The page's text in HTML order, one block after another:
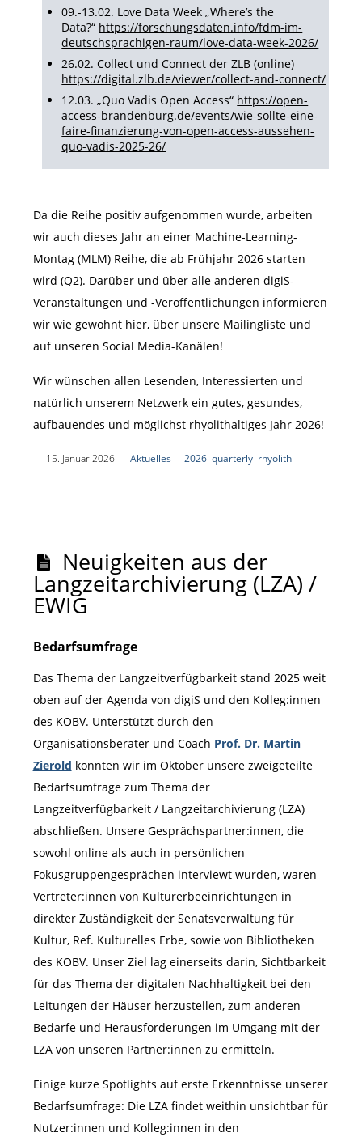
09.-13.02. Love Data Week „Where’s the
Data?“ https://forschungsdaten.info/fdm-im-
deutschsprachigen-raum/love-data-week-2026/
26.02. Collect und Connect der ZLB (online)
https://digital.zlb.de/viewer/collect-and-connect/
12.03. „Quo Vadis Open Access“ https://open-
access-brandenburg.de/events/wie-sollte-eine-
faire-finanzierung-von-open-access-aussehen-
quo-vadis-2025-26/
Da die Reihe positiv aufgenommen wurde, arbeiten
wir auch dieses Jahr an einer Machine-Learning-
Montag (MLM) Reihe, die ab Frühjahr 2026 starten
wird (Q2). Darüber und über alle anderen digiS-
Veranstaltungen und -Veröffentlichungen informieren
wir wie gewohnt hier, über unsere Mailingliste und
auf unseren Social Media-Kanälen!
Wir wünschen allen Lesenden, Interessierten und
natürlich unserem Netzwerk ein gutes, gesundes,
aufbauendes und möglichst rhyolithaltiges Jahr 2026!
15. Januar 2026 Aktuelles 2026, quarterly, rhyolith
Neuigkeiten aus der
Langzeitarchivierung (LZA) /
EWIG
Bedarfsumfrage
Das Thema der Langzeitverfügbarkeit stand 2025 weit
oben auf der Agenda von digiS und den Kolleg:innen
des KOBV. Unterstützt durch den
Organisationsberater und Coach Prof. Dr. Martin
Zierold konnten wir im Oktober unsere zweigeteilte
Bedarfsumfrage zum Thema der
Langzeitverfügbarkeit / Langzeitarchivierung (LZA)
abschließen. Unsere Gesprächspartner:innen, die
sowohl online als auch in persönlichen
Fokusgruppengesprächen interviewt wurden, waren
Vertreter:innen von Kulturerbeeinrichtungen in
direkter Zuständigkeit der Senatsverwaltung für
Kultur, Ref. Kulturelles Erbe, sowie von Bibliotheken
des KOBV. Unser Ziel lag einerseits darin, Sichtbarkeit
für das Thema der digitalen Nachhaltigkeit bei den
Leitungen der Häuser herzustellen, zum anderen
Bedarfe und Herausforderungen im Umgang mit der
LZA von unseren Partner:innen zu ermitteln.
Einige kurze Spotlights auf erste Erkenntnisse unserer
Bedarfsumfrage: Die LZA findet weithin unsichtbar für
Nutzer:innen und Kolleg:innen in den